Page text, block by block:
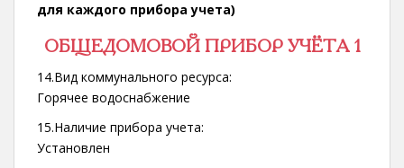
для каждого прибора учета)
ОБЩЕДОМОВОЙ ПРИБОР УЧЁТА 1
14.Вид коммунального ресурса:
Горячее водоснабжение
15.Наличие прибора учета:
Установлен